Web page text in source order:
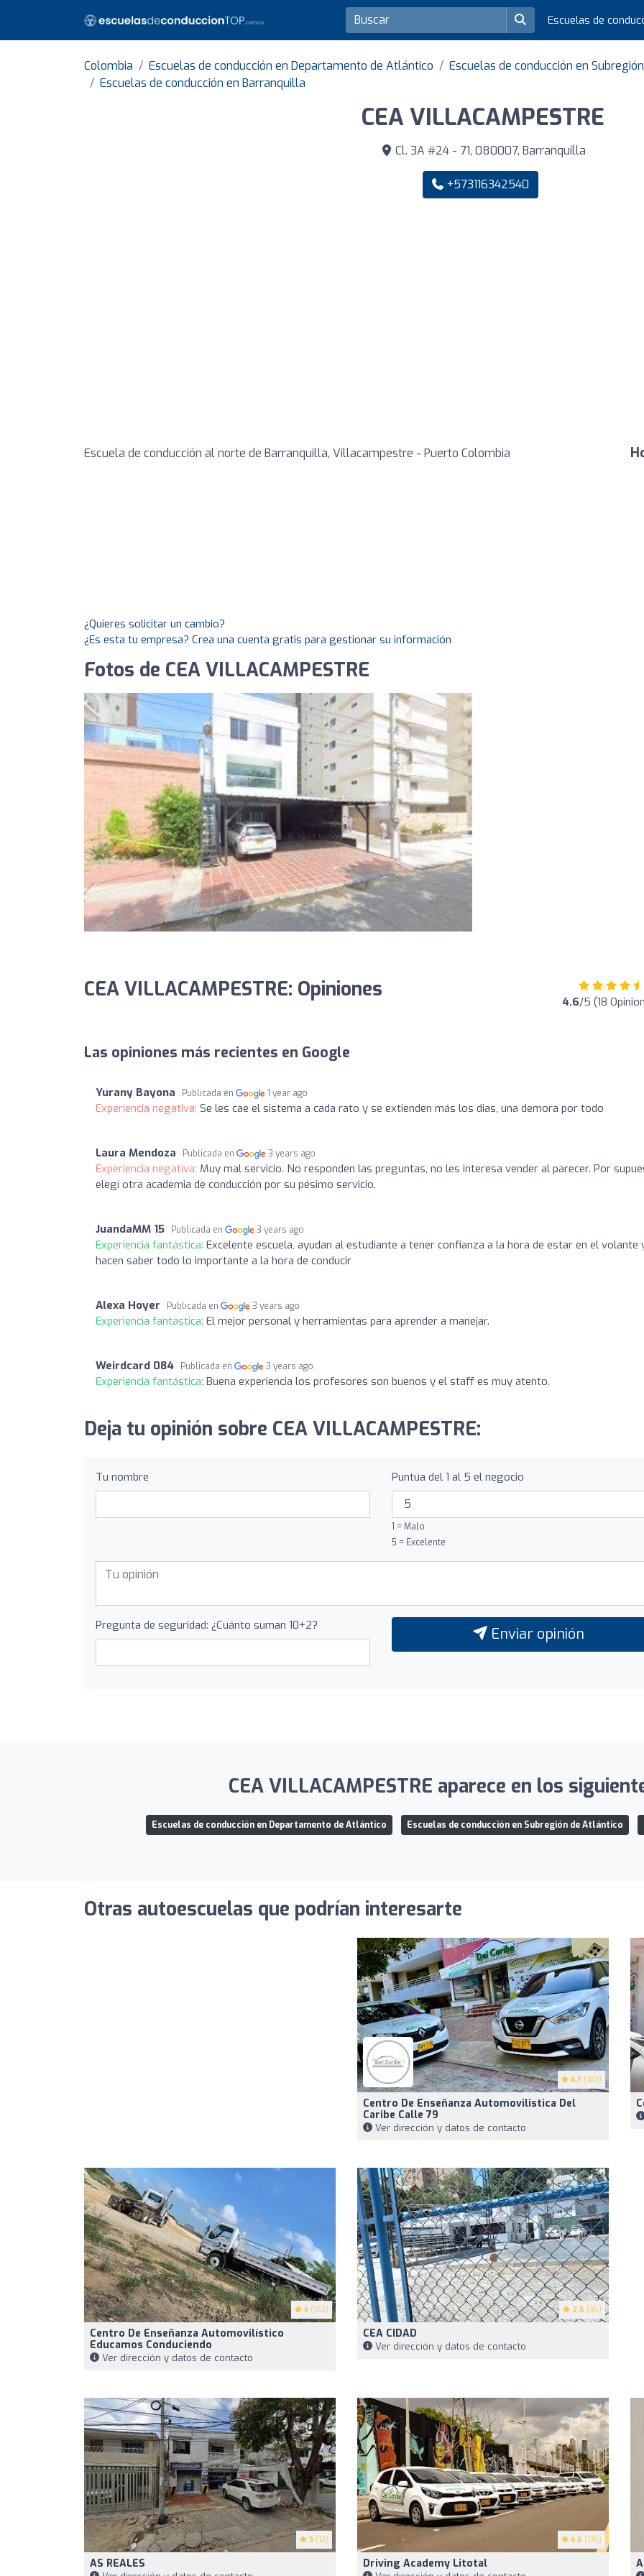
Escuelas de
Colombia Escuelas de conducción en Departamento de Atlántico
Escuelas de conducción en
Escuelas de conducción en Barranquilla
CEA VILLACAMPESTRE
Cl. 3A #24 - 71, 080007, Barranquilla
+573116342540
Escuela de conducción al norte de Barranquilla, Villacampestre - Puerto Colombia
¿Quieres solicitar un cambio?
¿Es esta tu empresa? Crea una cuenta gratis para gestionar su información
Fotos de CEA VILLACAMPESTRE
CEA VILLACAMPESTRE: Opiniones 4.6/5 (18
Las opiniones más recientes en Google
Yurany Bayona Publicada en 1 year ago
Experiencia negativa: Se les cae el sistema a cada rato y se extienden más los dias, una demora por todo
Laura Mendoza Publicada en 3 years ago
Experiencia negativa: Muy mal servicio. No responden las preguntas, no les interesa vender al parecer. Por
elegí otra academia de conducción por su pésimo servicio.
JuandaMM 15 Publicada en 3 years ago
Experiencia fantástica: Excelente escuela, ayudan al estudiante a tener confianza a la hora de estar en el volante
hacen saber todo lo importante a la hora de conducir
Alexa Hoyer Publicada en 3 years ago
Experiencia fantástica: El mejor personal y herramientas para aprender a manejar.
Weirdcard 084 Publicada en 3 years ago
Experiencia fantástica: Buena experiencia los profesores son buenos y el staff es muy atento.
Deja tu opinión sobre CEA VILLACAMPESTRE:
Tu nombre Puntúa del 1 al 5 el negocio
1 = Malo
5 = Excelente
Pregunta de seguridad: ¿Cuánto suman 10+2? Enviar opinión
CEA VILLACAMPESTRE aparece en los
Escuelas de conducción en Departamento de Atlántico Escuelas de conducción en Subregión de Atlántico
Otras autoescuelas que podrían interesarte
4.7 (182)
Centro De Enseñanza Automovilistica Del
Caribe Calle 79
Ver dirección y datos de contacto
4 (162)
Centro De Enseñanza Automovilístico
Educamos Conduciendo
Ver dirección y datos de contacto
2.6 (36)
CEA CIDAD
Ver dirección y datos de contacto
3 (12)
AS REALES
4.6 (176)
Driving Academy Litotal